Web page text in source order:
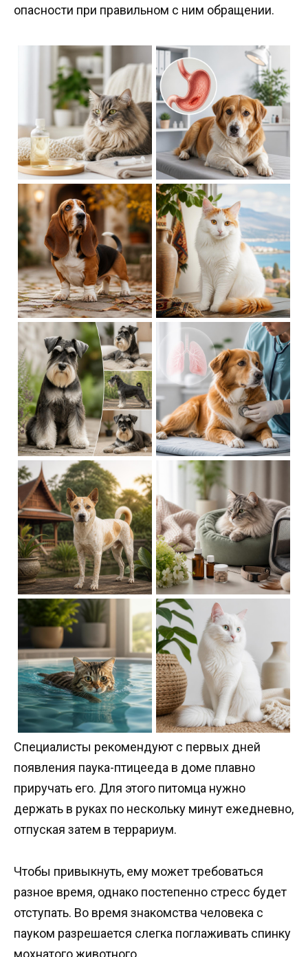
опасности при правильном с ним обращении.
Специалисты рекомендуют с первых дней
появления паука-птицееда в доме плавно
приручать его. Для этого питомца нужно
держать в руках по нескольку минут ежедневно,
отпуская затем в террариум.
Чтобы привыкнуть, ему может требоваться
разное время, однако постепенно стресс будет
отступать. Во время знакомства человека с
пауком разрешается слегка поглаживать спинку
мохнатого животного.